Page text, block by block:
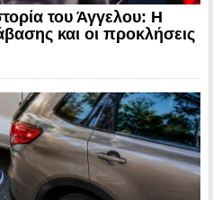
του Άγγελου: Η
και οι προκλήσεις